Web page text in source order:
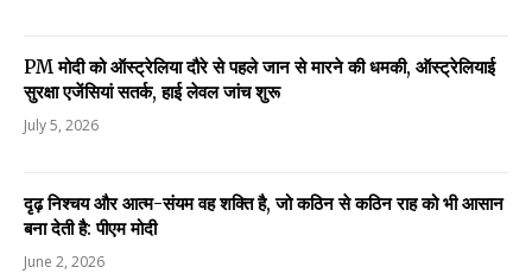
PM मोदी को ऑस्ट्रेलिया दौरे से पहले जान से मारने की धमकी, ऑस्ट्रेलियाई
सुरक्षा एजेंसियां सतर्क, हाई लेवल जांच शुरू
July 5, 2026
दृढ़ निश्चय और आत्म-संयम वह शक्ति है, जो कठिन से कठिन राह को भी आसान
बना देती है: पीएम मोदी
June 2, 2026